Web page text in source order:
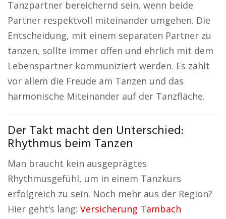
Tanzpartner bereichernd sein, wenn beide
Partner respektvoll miteinander umgehen. Die
Entscheidung, mit einem separaten Partner zu
tanzen, sollte immer offen und ehrlich mit dem
Lebenspartner kommuniziert werden. Es zählt
vor allem die Freude am Tanzen und das
harmonische Miteinander auf der Tanzfläche.
Der Takt macht den Unterschied:
Rhythmus beim Tanzen
Man braucht kein ausgeprägtes
Rhythmusgefühl, um in einem Tanzkurs
erfolgreich zu sein. Noch mehr aus der Region?
Hier geht’s lang: Versicherung Tambach